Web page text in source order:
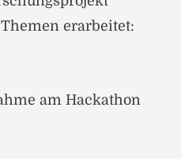
erarbeitet:
am Hackathon